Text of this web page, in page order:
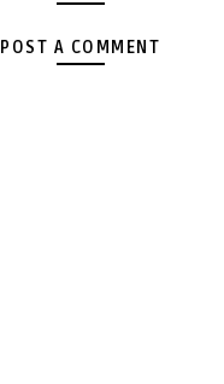
POST A COMMENT